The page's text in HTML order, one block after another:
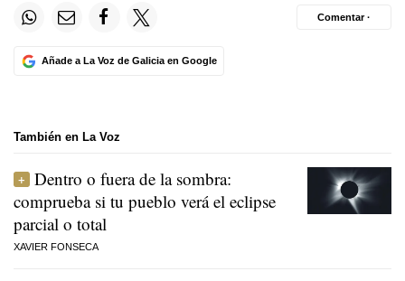
Añade a La Voz de Galicia en Google
Comentar ·
También en La Voz
Dentro o fuera de la sombra:
comprueba si tu pueblo verá el eclipse
parcial o total
XAVIER FONSECA